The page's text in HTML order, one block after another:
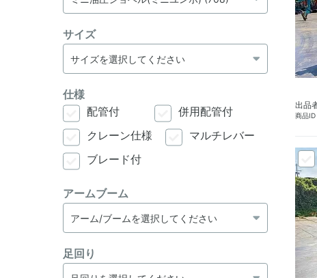
出品
商品ID
サイズ
仕様
配管付
併用配管付
クレーン仕様
マルチレバー
ブレード付
アームブーム
足回り